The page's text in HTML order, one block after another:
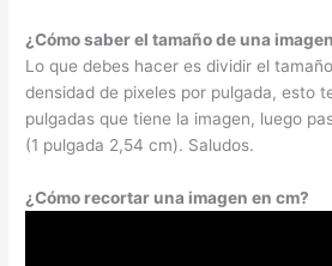
¿Cómo saber el tamaño de una
Lo que debes hacer es dividir el
densidad de pixeles por pulgada, esto
pulgadas que tiene la imagen, luego
(1 pulgada 2,54 cm). Saludos.
¿Cómo recortar una imagen en cm?